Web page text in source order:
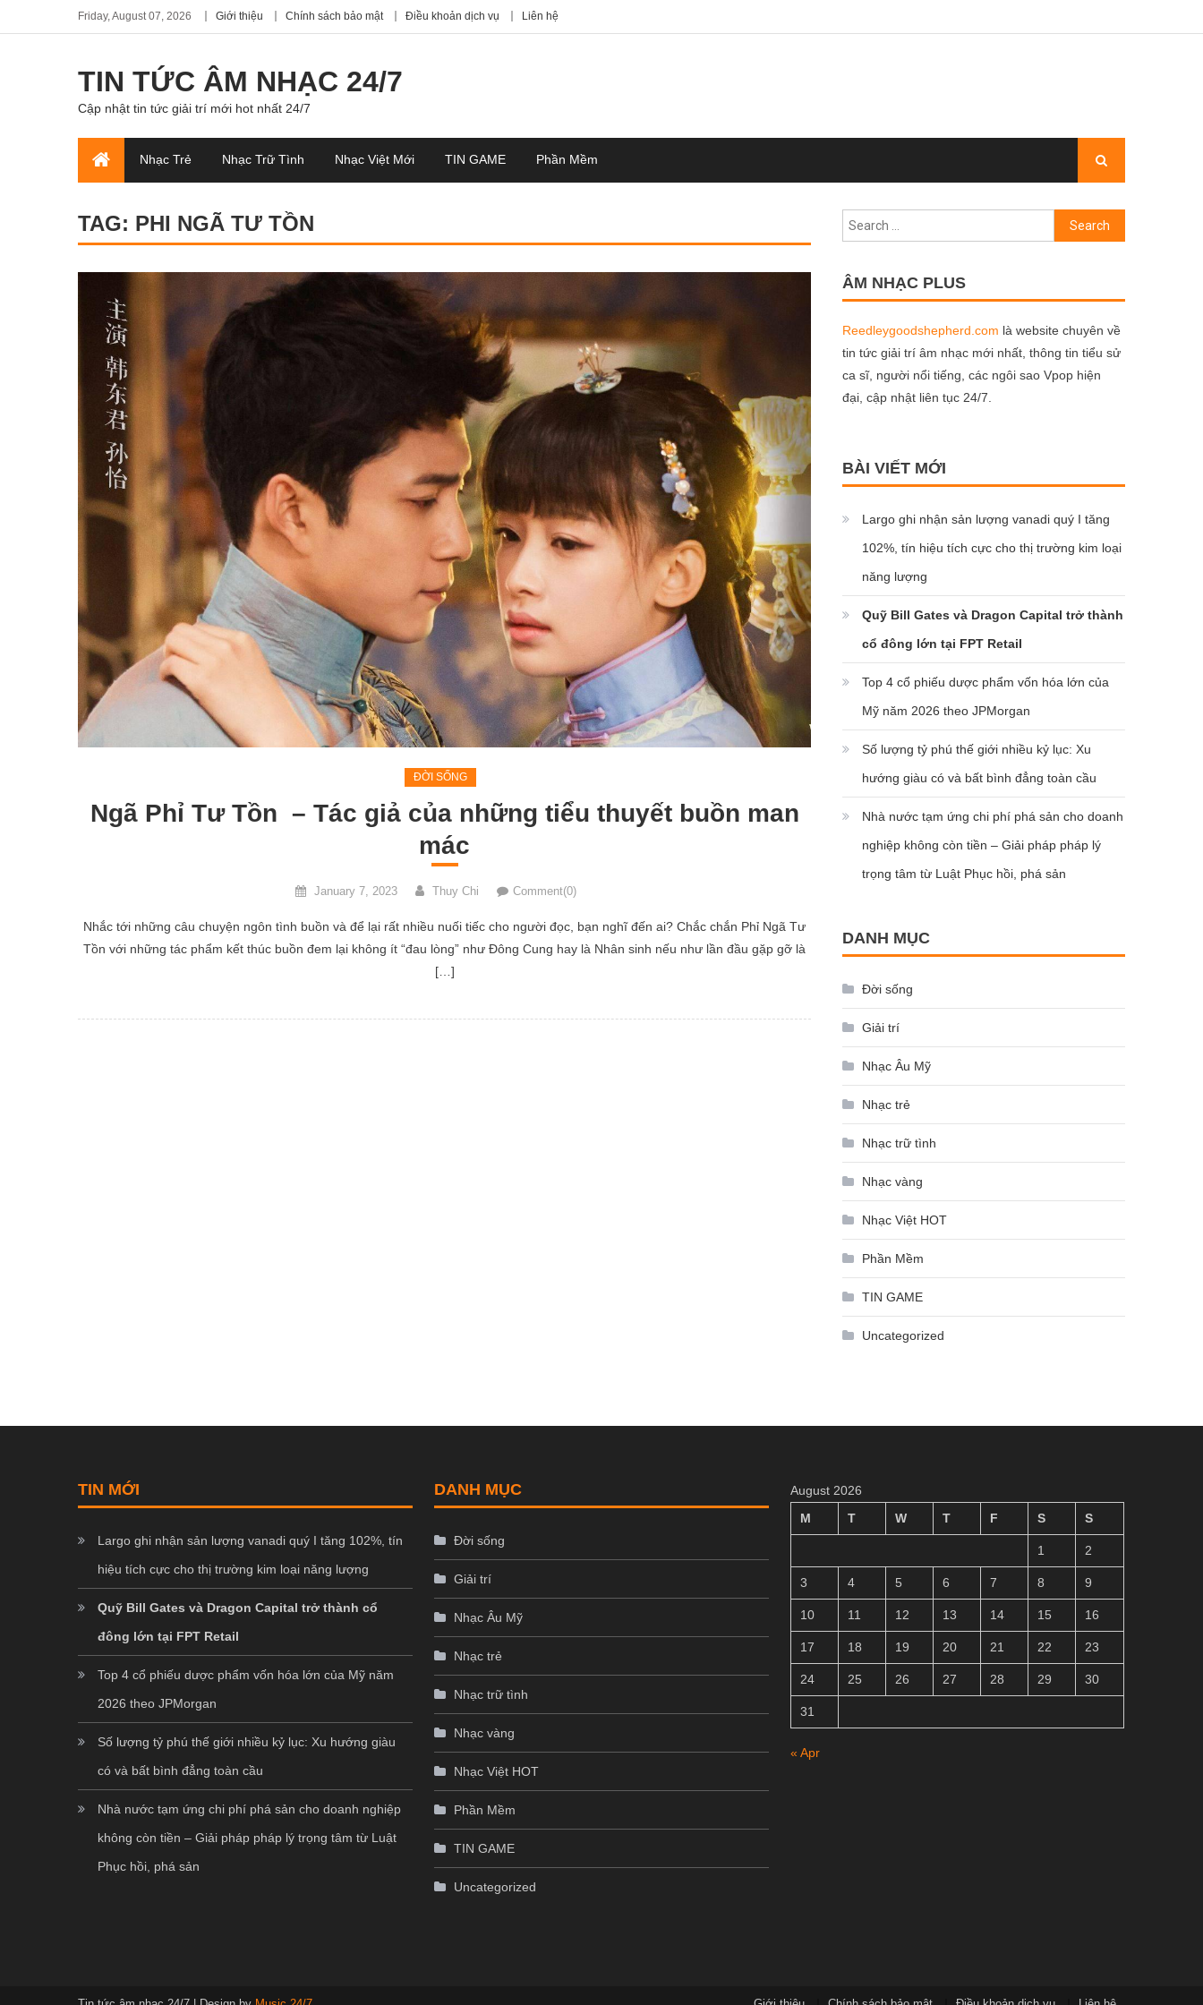
Friday, August 07, 2026 Giới thiệu Chính sách bảo mật Điều khoản dịch vụ Liên hệ
TIN TỨC ÂM NHẠC 24/7
Cập nhật tin tức giải trí mới hot nhất 24/7
Nhạc Trẻ Nhạc Trữ Tình Nhạc Việt Mới TIN GAME Phần Mềm
TAG: PHI NGÃ TƯ TỒN
ĐỜI SỐNG
Ngã Phỉ Tư Tồn – Tác giả của những tiểu thuyết buồn man
mác
January 7, 2023 Thuy Chi Comment(0)
Nhắc tới những câu chuyện ngôn tình buồn và để lại rất nhiều nuối tiếc cho người đọc, bạn nghĩ đến ai? Chắc chắn Phỉ Ngã Tư
Tồn với những tác phẩm kết thúc buồn đem lại không ít “đau lòng” như Đông Cung hay là Nhân sinh nếu như lần đầu gặp gỡ là
[…]
Search
for:
ÂM NHẠC PLUS
Reedleygoodshepherd.com là website chuyên về
tin tức giải trí âm nhạc mới nhất, thông tin tiểu sử
ca sĩ, người nổi tiếng, các ngôi sao Vpop hiện
đại, cập nhật liên tục 24/7.
BÀI VIẾT MỚI
Largo ghi nhận sản lượng vanadi quý I tăng
102%, tín hiệu tích cực cho thị trường kim loại
năng lượng
Quỹ Bill Gates và Dragon Capital trở thành
cổ đông lớn tại FPT Retail
Top 4 cổ phiếu dược phẩm vốn hóa lớn của
Mỹ năm 2026 theo JPMorgan
Số lượng tỷ phú thế giới nhiều kỷ lục: Xu
hướng giàu có và bất bình đẳng toàn cầu
Nhà nước tạm ứng chi phí phá sản cho doanh
nghiệp không còn tiền – Giải pháp pháp lý
trọng tâm từ Luật Phục hồi, phá sản
DANH MỤC
Đời sống
Giải trí
Nhạc Âu Mỹ
Nhạc trẻ
Nhạc trữ tình
Nhạc vàng
Nhạc Việt HOT
Phần Mềm
TIN GAME
Uncategorized
TIN MỚI
Largo ghi nhận sản lượng vanadi quý I tăng 102%, tín
hiệu tích cực cho thị trường kim loại năng lượng
Quỹ Bill Gates và Dragon Capital trở thành cổ
đông lớn tại FPT Retail
Top 4 cổ phiếu dược phẩm vốn hóa lớn của Mỹ năm
2026 theo JPMorgan
Số lượng tỷ phú thế giới nhiều kỷ lục: Xu hướng giàu
có và bất bình đẳng toàn cầu
Nhà nước tạm ứng chi phí phá sản cho doanh nghiệp
không còn tiền – Giải pháp pháp lý trọng tâm từ Luật
Phục hồi, phá sản
DANH MỤC
Đời sống
Giải trí
Nhạc Âu Mỹ
Nhạc trẻ
Nhạc trữ tình
Nhạc vàng
Nhạc Việt HOT
Phần Mềm
TIN GAME
Uncategorized
August 2026
M
T W T F S S
1 2
3 4 5 6 7 8 9
10 11 12 13 14 15 16
17 18 19 20 21 22 23
24 25 26 27 28 29 30
31
« Apr